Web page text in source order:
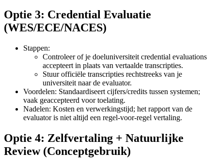
Optie 3: Credential Evaluatie
(WES/ECE/NACES)
Stappen:
Controleer of je doeluniversiteit credential evaluations
accepteert in plaats van vertaalde transcripties.
Stuur officiële transcripties rechtstreeks van je
universiteit naar de evaluator.
Voordelen: Standaardiseert cijfers/credits tussen systemen;
vaak geaccepteerd voor toelating.
Nadelen: Kosten en verwerkingstijd; het rapport van de
evaluator is niet altijd een regel‑voor‑regel vertaling.
Optie 4: Zelfvertaling + Natuurlijke
Review (Conceptgebruik)